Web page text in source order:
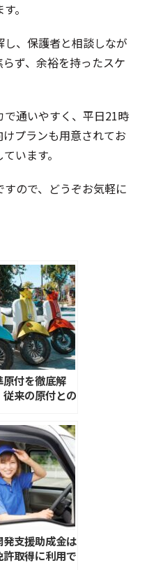
。
、保護者と相談しなが
ず、余裕を持ったスケ
通いやすく、平日21時
プランも用意されてお
います。
ので、どうぞお気軽に
原付を徹底解
来の原付との
も紹介
発支援助成金は
許取得に利用で